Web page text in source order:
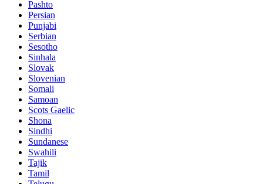
Pashto
Persian
Punjabi
Serbian
Sesotho
Sinhala
Slovak
Slovenian
Somali
Samoan
Scots Gaelic
Shona
Sindhi
Sundanese
Swahili
Tajik
Tamil